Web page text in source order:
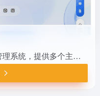
一站式多平台矩阵账号管理系统，提供多个主流媒体平台 (抖音、快手、小红书、视频号、公众号、微博、B站) 的账号数据、内容运营、用户线索收集、分析复盘于一体的一站式管理系统，助力企业实现社媒内容营销的精细化运营。